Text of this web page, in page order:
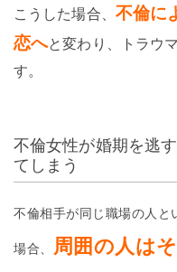
こうした場合、 不倫に
恋へと変わり、トラウ
す。
不倫女性が婚期を逃
てしまう
不倫相手が同じ職場の人と
場合、 周囲の人は